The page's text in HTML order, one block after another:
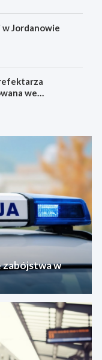
w Jordanowie
we
zabójstwa w